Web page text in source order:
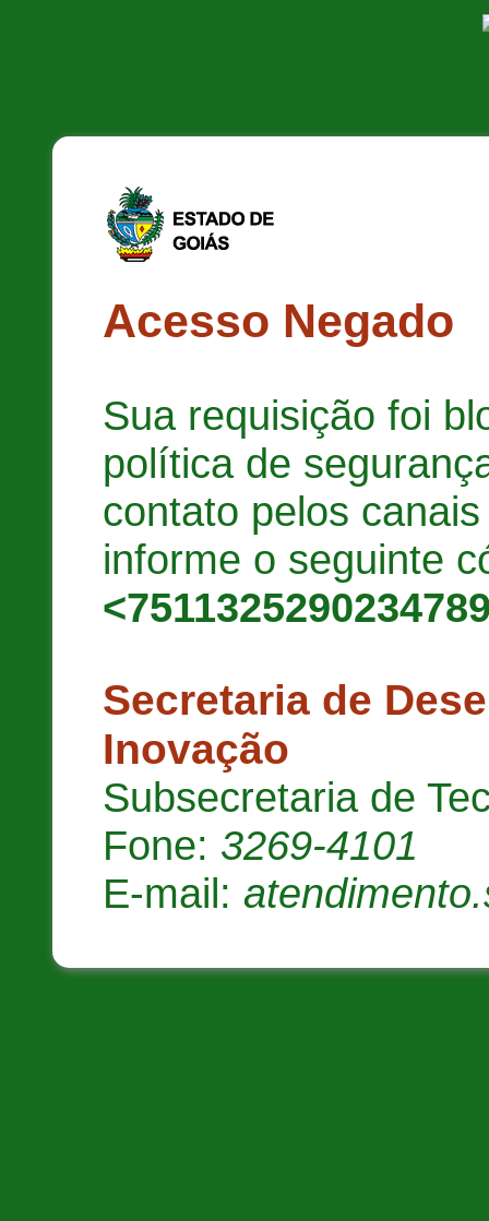
Acesso Negado
Sua requisição foi
política de
contato pelos
informe o seguinte
Secretaria de
Inovação
Subsecretaria de
Fone: 3269-4101
E-mail: